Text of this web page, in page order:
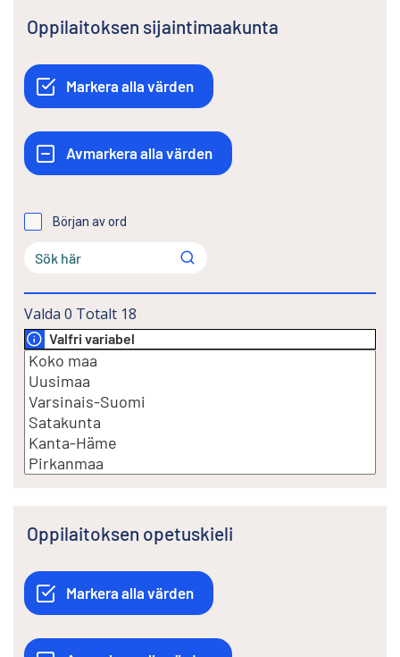
Oppilaitoksen sijaintimaakunta
Början av ord
Valda 0 Totalt 18
Valfri variabel
Oppilaitoksen opetuskieli